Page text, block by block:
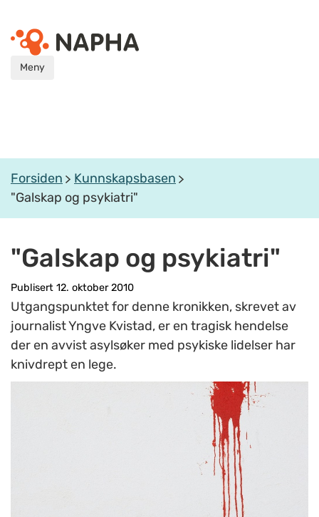
Meny
Forsiden
Kunnskapsbasen
"Galskap og psykiatri"
"Galskap og psykiatri"
Publisert 12. oktober 2010
Utgangspunktet for denne kronikken, skrevet av
journalist Yngve Kvistad, er en tragisk hendelse
der en avvist asylsøker med psykiske lidelser har
knivdrept en lege.